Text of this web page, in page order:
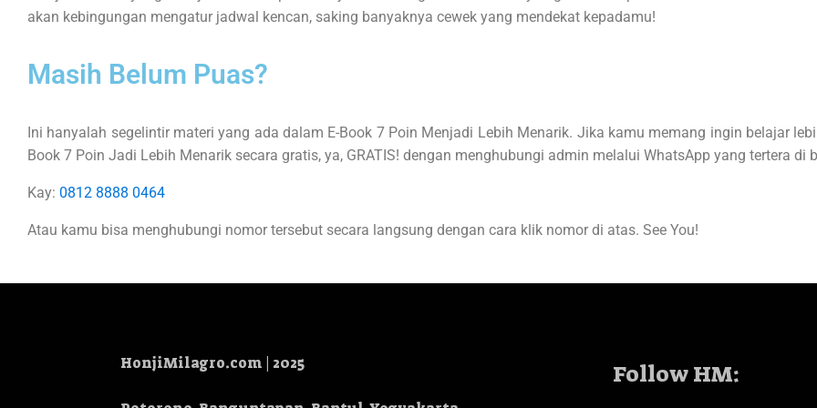
akan kebingungan mengatur jadwal kencan, saking banyaknya cewek yang mendekat kepadamu!
Masih Belum Puas?
Ini hanyalah segelintir materi yang ada dalam E-Book 7 Poin Menjadi Lebih Menarik. Jika kamu memang ingin belajar
Book 7 Poin Jadi Lebih Menarik secara gratis, ya, GRATIS! dengan menghubungi admin melalui WhatsApp yang tertera di
Kay: 0812 8888 0464
Atau kamu bisa menghubungi nomor tersebut secara langsung dengan cara klik nomor di atas. See You!
HonjiMilagro.com | 2025 Follow HM: